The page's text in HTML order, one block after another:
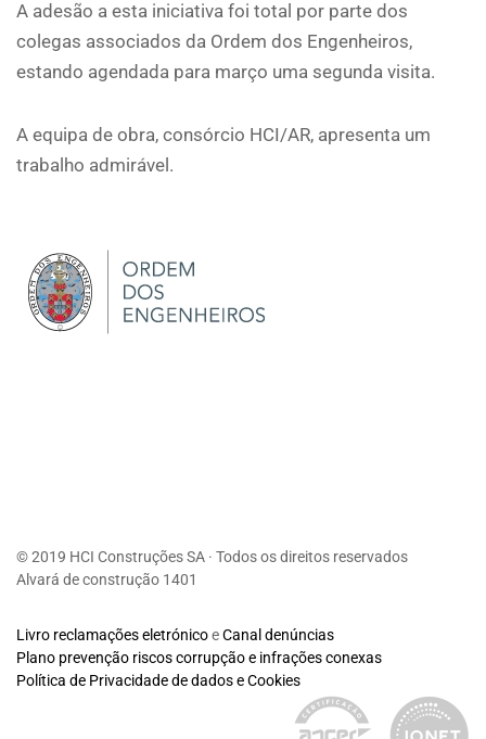
A adesão a esta iniciativa foi total por parte dos
colegas associados da Ordem dos Engenheiros,
estando agendada para março uma segunda visita.
A equipa de obra, consórcio HCI/AR, apresenta um
trabalho admirável.
© 2019 HCI Construções SA · Todos os direitos reservados
Alvará de construção 1401
Livro reclamações eletrónicoeCanal denúncias
Plano prevenção riscos corrupção e infrações conexas
Política de Privacidade de dados e Cookies